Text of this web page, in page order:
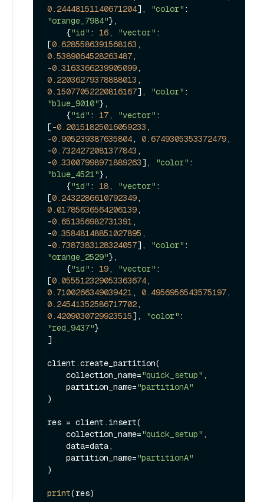
0.24448151140671204], "color"
"orange_7984"},
    {
"id" : 16, "vector" :
[0.6285586391568163
0.5389064528263487,
-0.3163366239905099
0.22036279378888013
0.15077052220816167], "color"
"blue_9010"},
    {
"id" : 17, "vector" :
[-0.20151825016059233 ,
-0.905239387635804, 0.6749305353372479,
-0.7324272081377843 ,
-0.33007998971889263], "color"
"blue_4521"},
    {
"id" : 18, "vector" :
[0.2432286610792349
0.01785636564206139,
-0.651356982731391,
-0.35848148851027895 ,
-0.7387383128324057], "color"
"orange_2529"},
    {
"id" : 19, "vector" :
[0.055512329053363674
0.7100266349039421, 0.4956956543575197
0.24541352586717702
0.4209030729923515], "color"
"red_9437"}
]
client.create_partition(
    collection_name=
"quick_setup" ,
    partition_name=
"partitionA"
)
res = client.insert(
    collection_name=
"quick_setup" ,
    partition_name=
"partitionA"
)
print(res)